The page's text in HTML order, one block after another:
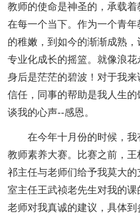
教师的使命是神圣的，承载
在每一个当下。作为一个青
的稚嫩，到如今的渐渐成熟
专业化成长的摇篮。就像浪
身后是茫茫的碧波！对于我
信任，同事的帮助是我人生
谈我的心声--感恩。
在今年十月份的时候，
教师素养大赛。比赛之前，王
祁主任与老师们给予我莫大
室主任王武祯老先生对我的
老师对我真诚的建议，具体